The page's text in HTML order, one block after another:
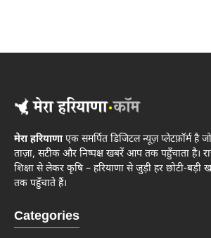
मेरा हरियाणाएक समर्पित डिजिटल न्यूज़ प्लेटफ़ॉर्म है
ताज़ा, सटीक और निष्पक्ष खबरें आप तक पहुँचाता है।
शिक्षा से लेकर कृषि – हरियाणा से जुड़ी हर छोटी-
तक पहुँचाते हैं।
Categories